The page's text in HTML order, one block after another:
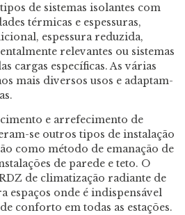
de sistemas isolantes com
térmicas e espessuras,
espessura reduzida,
relevantes ou sistemas
cargas específicas. As várias
mais diversos usos e adaptam-
e arrefecimento de
se outros tipos de instalação
como método de emanação de
de parede e teto. O
de climatização radiante de
espaços onde é indispensável
conforto em todas as estações.